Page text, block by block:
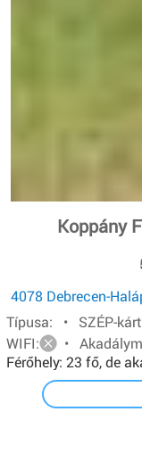
Koppány
4078 Debrecen-
Típusa: • SZÉP-
WIFI:
•
Férőhely: 23 fő, de
főt pedig sátorban